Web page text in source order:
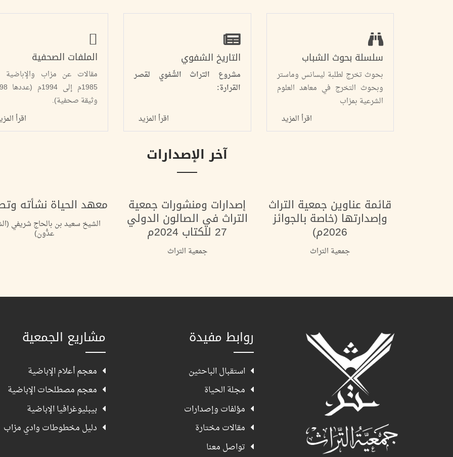
سلسلة بحوث الشباب
بحوث تخرج لطلبة ليسانس وماستر
وبحوث التخرج في معاهد العلوم
الشرعية بمزاب
اقرأ المزيد
التاريخ الشفوي
مشروع التراث الشّفوي لقصر
القرارة:
اقرأ المزيد
الملفات الصحفية
مقالات عن مزاب
1985م
وثيقة صحفية).
اقرأ
آخر الإصدارات
قائمة عناوين جمعية التراث
وإصدارتها (خاصة بالجوائز
2026م)
جمعية التراث
إصدارات ومنشورات جمعية
التراث في الصالون الدولي
27 للكتاب 2024م
جمعية التراث
معهد الحياة نشأته
الشيخ سعيد بن بالحاج شريفي
عدُّون)
روابط مفيدة
استقبال الباحثين
مجلة الحياة
مؤلفات وإصدارات
مقالات مختارة
تواصل معنا
مشاريع الجمعية
معجم أعلام الإباضية
معجم مصطلحات الإباضية
بيبليوغرافيا الإباضية
دليل مخطوطات وادي مزاب